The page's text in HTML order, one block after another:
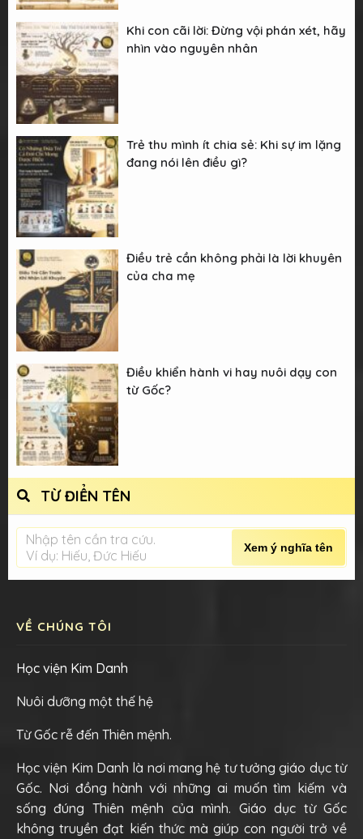
Khi con cãi lời: Đừng vội phán xét, hãy
nhìn vào nguyên nhân
Trẻ thu mình ít chia sẻ: Khi sự im lặng
đang nói lên điều gì?
Điều trẻ cần không phải là lời khuyên
của cha mẹ
Điều khiển hành vi hay nuôi dạy con
từ Gốc?
TỪ ĐIỂN TÊN
Nhập tên cần tra cứu.
Ví dụ: Hiếu, Đức Hiếu
Xem ý nghĩa tên
VỀ CHÚNG TÔI
Học viện Kim Danh
Nuôi dưỡng một thế hệ
Từ Gốc rễ đến Thiên mệnh.
Học viện Kim Danh là nơi mang hệ tư tưởng giáo dục từ
Gốc. Nơi đồng hành với những ai muốn tìm kiếm và
sống đúng Thiên mệnh của mình. Giáo dục từ Gốc
không truyền đạt kiến thức mà giúp con người trở về